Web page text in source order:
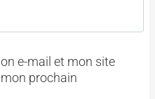
e-mail et mon site
prochain